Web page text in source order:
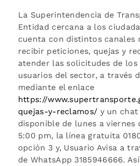
La Superintendencia de
Entidad cercana a los
cuenta con distintos canales
recibir peticiones, quejas y
atender las solicitudes de los
usuarios del sector, a través
mediante el enlace
https://
quejas-y-reclamos/ y un
disponible de lunes a viernes
5:00 pm, la línea gratuita
opción 3 y, Usuario Avisa a
de WhatsApp 3185946666.